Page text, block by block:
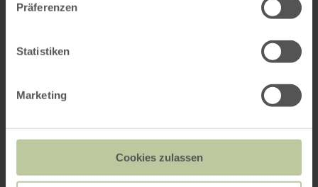
Präferenzen
Statistiken
Marketing
Cookies zulassen